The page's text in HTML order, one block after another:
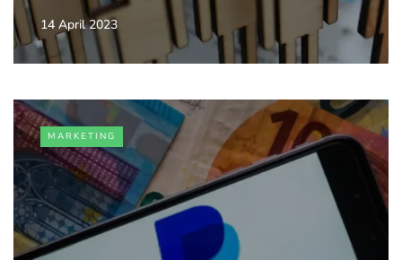
14 April 2023
MARKETING